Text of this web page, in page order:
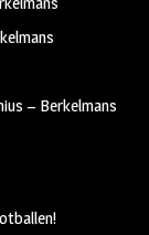
– Berkelmans